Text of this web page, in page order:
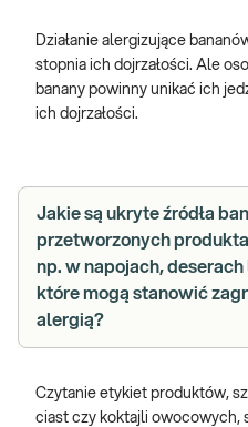
Działanie alergizujące
stopnia ich dojrzałości. Ale
banany powinny unikać ich
ich dojrzałości.
Jakie są ukryte źródła
przetworzonych
np. w napojach,
które mogą stanowić
alergią?
Czytanie etykiet produktów,
ciast czy koktajli owocowych,